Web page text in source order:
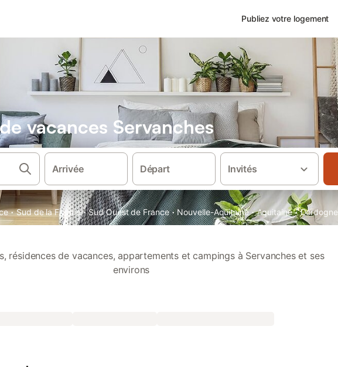
Publiez votre logement
vacances Servanches
Arrivée Départ Invités
· Sud de la France · Sud Ouest de France · Nouvelle-Aquitaine · Aquitaine · Dordogne
résidences de vacances, appartements et campings à Servanches et ses
environs